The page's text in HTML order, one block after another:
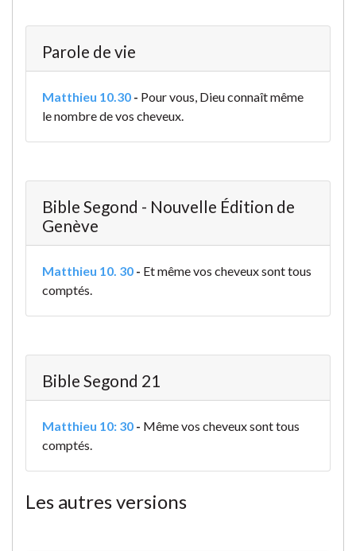
Parole de vie
Matthieu 10.30 - Pour vous, Dieu connaît même
le nombre de vos cheveux.
Bible Segond - Nouvelle Édition de
Genève
Matthieu 10. 30 - Et même vos cheveux sont tous
comptés.
Bible Segond 21
Matthieu 10: 30 - Même vos cheveux sont tous
comptés.
Les autres versions